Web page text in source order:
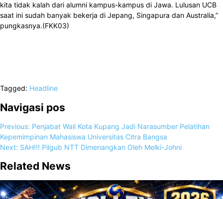
kita tidak kalah dari alumni kampus-kampus di Jawa. Lulusan UCB
saat ini sudah banyak bekerja di Jepang, Singapura dan Australia,”
pungkasnya.(FKK03)
Tagged: Headline
Navigasi pos
Previous: Penjabat Wali Kota Kupang Jadi Narasumber Pelatihan
Kepemimpinan Mahasiswa Universitas Citra Bangsa
Next: SAH!!! Pilgub NTT Dimenangkan Oleh Melki-Johni
Related News